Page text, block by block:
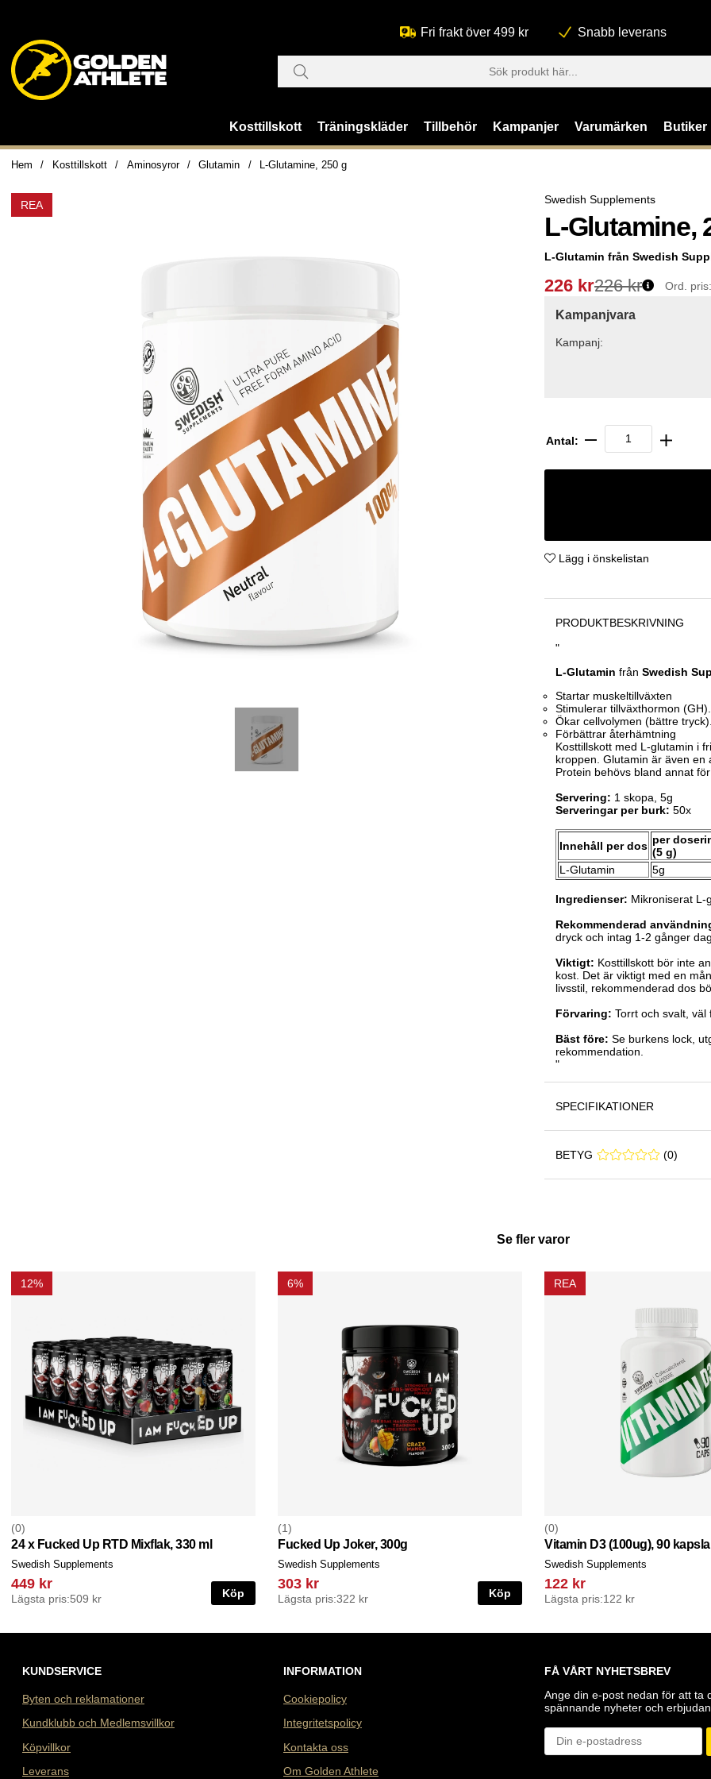
Fri frakt över 499 kr Snabb leverans
Kosttillskott Träningskläder Tillbehör Kampanjer Varumärken Butiker
Hem Kosttillskott Aminosyror Glutamin L-Glutamine, 250 g
REA Swedish Supplements
L-Glutamine,
L-Glutamin från Swedish
226 kr226 kr Ord.
Kampanjvara
Kampanj:
Antal:
Lägg i önskelistan
PRODUKTBESKRIVNING
"
L-Glutamin från Swedish
Startar muskeltillväxten
Stimulerar tillväxthormon (GH).
Ökar cellvolymen (bättre
Förbättrar återhämtning
Kosttillskott med L-glutamin i
kroppen. Glutamin är även
Protein behövs bland annat
Servering: 1 skopa, 5g
Serveringar per burk: 50x
Innehåll per dos per
(5 g)
L-Glutamin
5g
Ingredienser: Mikroniserat L-
Rekommenderad
dryck och intag 1-2 gånger
Viktigt: Kosttillskott bör inte
kost. Det är viktigt med en
livsstil, rekommenderad dos
Förvaring: Torrt och svalt,
Bäst före: Se burkens lock,
rekommendation.
"
SPECIFIKATIONER
BETYG 0 0 (0)
Se fler varor
12%
0
24 x Fucked Up RTD Mixflak, 330 ml
Swedish Supplements
449 kr
Lägsta pris:509 kr Köp
6%
1
Fucked Up Joker, 300g
Swedish Supplements
303 kr
Lägsta pris:322 kr Köp
REA
0
Vitamin D3 (100ug), 90
Swedish Supplements
122 kr
Lägsta pris:122 kr
KUNDSERVICE
Byten och reklamationer
Kundklubb och Medlemsvillkor
Köpvillkor
Leverans
INFORMATION
Cookiepolicy
Integritetspolicy
Kontakta oss
Om Golden Athlete
FÅ VÅRT NYHETSBREV
Ange din e-post nedan för att ta
spännande nyheter och